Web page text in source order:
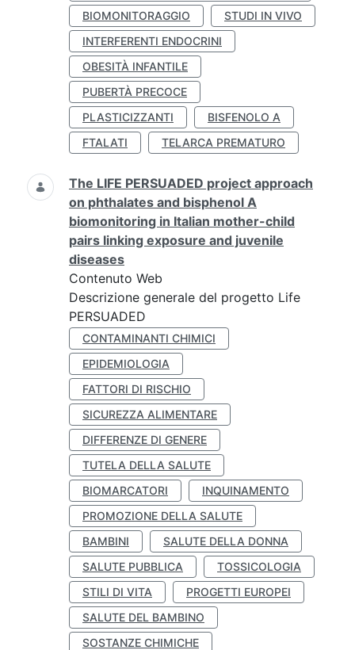
BIOMONITORAGGIO
STUDI IN VIVO
INTERFERENTI ENDOCRINI
OBESITÀ INFANTILE
PUBERTÀ PRECOCE
PLASTICIZZANTI
BISFENOLO A
FTALATI
TELARCA PREMATURO
The LIFE PERSUADED project approach
on phthalates and bisphenol A
biomonitoring in Italian mother-child
pairs linking exposure and juvenile
diseases
Contenuto Web
Descrizione generale del progetto Life
PERSUADED
CONTAMINANTI CHIMICI
EPIDEMIOLOGIA
FATTORI DI RISCHIO
SICUREZZA ALIMENTARE
DIFFERENZE DI GENERE
TUTELA DELLA SALUTE
BIOMARCATORI
INQUINAMENTO
PROMOZIONE DELLA SALUTE
BAMBINI
SALUTE DELLA DONNA
SALUTE PUBBLICA
TOSSICOLOGIA
STILI DI VITA
PROGETTI EUROPEI
SALUTE DEL BAMBINO
SOSTANZE CHIMICHE